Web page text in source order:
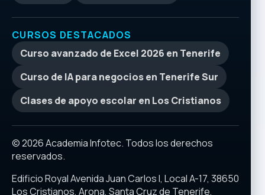
CURSOS DESTACADOS
Curso avanzado de Excel 2026 en Tenerife
Curso de IA para negocios en Tenerife Sur
Clases de apoyo escolar en Los Cristianos
© 2026 Academia Infotec. Todos los derechos
reservados.
Edificio Royal Avenida Juan Carlos I, Local A-17, 38650
Los Cristianos, Arona, Santa Cruz de Tenerife,